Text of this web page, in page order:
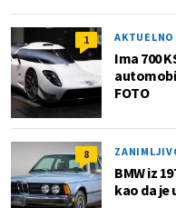
1 AKTUELNO
Ima 700
FOTO
8
BMW iz
kao da je